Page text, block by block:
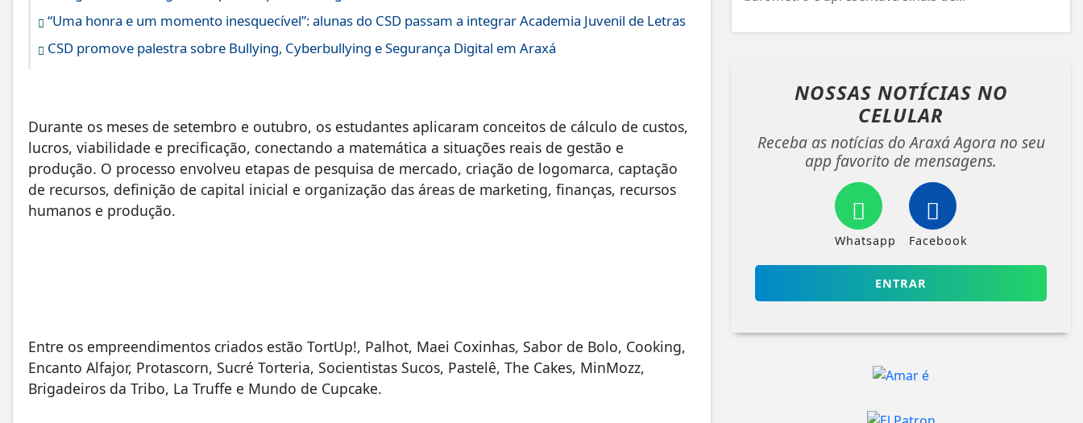
“Uma honra e um momento inesquecível”: alunas do CSD passam a integrar Academia Juvenil de Letras
CSD promove palestra sobre Bullying, Cyberbullying e Segurança Digital em Araxá
Durante os meses de setembro e outubro, os estudantes aplicaram conceitos de cálculo de custos,
lucros, viabilidade e precificação, conectando a matemática a situações reais de gestão e
produção. O processo envolveu etapas de pesquisa de mercado, criação de logomarca, captação
de recursos, definição de capital inicial e organização das áreas de marketing, finanças, recursos
humanos e produção.
Entre os empreendimentos criados estão TortUp!, Palhot, Maei Coxinhas, Sabor de Bolo, Cooking,
Encanto Alfajor, Protascorn, Sucré Torteria, Socientistas Sucos, Pastelê, The Cakes, MinMozz,
Brigadeiros da Tribo, La Truffe e Mundo de Cupcake.
NOSSAS NOTÍCIAS NO
CELULAR
Receba as notícias do Araxá Agora no seu
app favorito de mensagens.
Whatsapp Facebook
ENTRAR